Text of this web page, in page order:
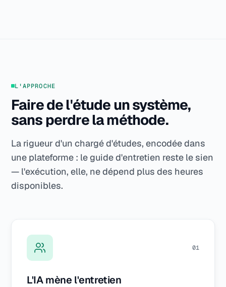
L'APPROCHE
Faire de l'étude un système,
sans perdre la méthode.
La rigueur d'un chargé d'études, encodée dans
une plateforme : le guide d'entretien reste le sien
— l'exécution, elle, ne dépend plus des heures
disponibles.
01
L'IA mène l'entretien